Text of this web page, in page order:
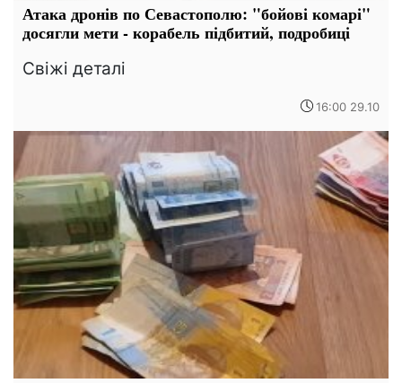
Атака дронів по Севастополю: "бойові комарі"
досягли мети - корабель підбитий, подробиці
Свіжі деталі
16:00 29.10